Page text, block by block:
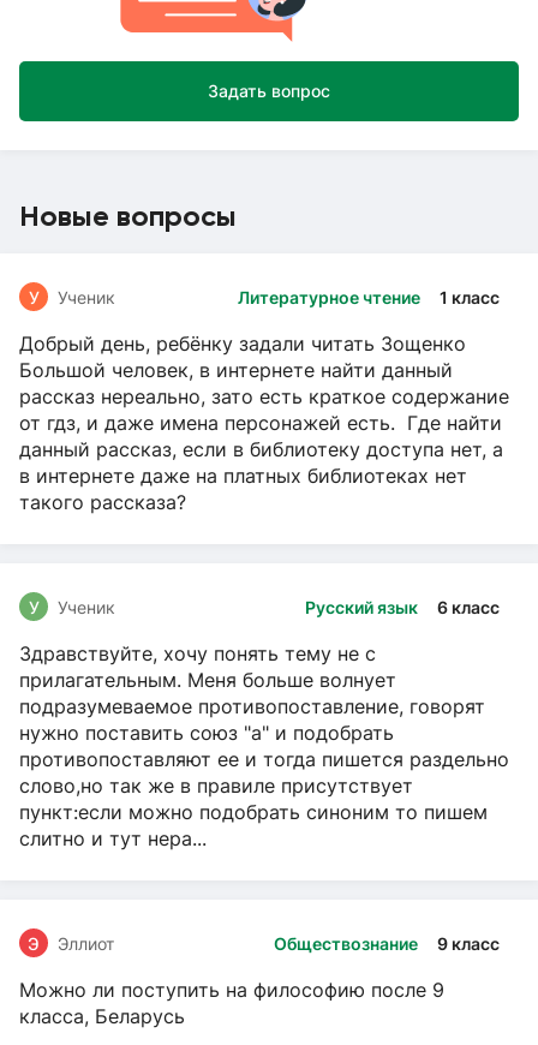
Задать вопрос
Новые вопросы
Литературное чтение 1 класс
У Ученик
Добрый день, ребёнку задали читать Зощенко
Большой человек, в интернете найти данный
рассказ нереально, зато есть краткое содержание
от гдз, и даже имена персонажей есть. Где найти
данный рассказ, если в библиотеку доступа нет, а
в интернете даже на платных библиотеках нет
такого рассказа?
Русский язык 6 класс
У Ученик
Здравствуйте, хочу понять тему не с
прилагательным. Меня больше волнует
подразумеваемое противопоставление, говорят
нужно поставить союз "а" и подобрать
противопоставляют ее и тогда пишется раздельно
слово,но так же в правиле присутствует
пункт:если можно подобрать синоним то пишем
слитно и тут нера...
Обществознание 9 класс
Э Эллиот
Можно ли поступить на философию после 9
класса, Беларусь